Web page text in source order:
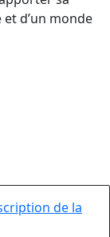
et d’un monde